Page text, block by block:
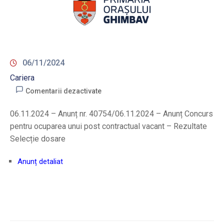
06/11/2024
Cariera
Comentarii dezactivate
06.11.2024 – Anunț nr. 40754/06.11.2024 – Anunț Concurs
pentru ocuparea unui post contractual vacant – Rezultate
Selecție dosare
Anunț detaliat